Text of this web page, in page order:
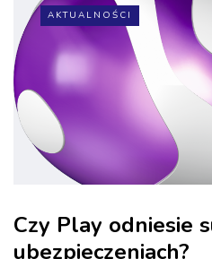
AKTUALNOŚCI
Czy Play odniesie
ubezpieczeniach?